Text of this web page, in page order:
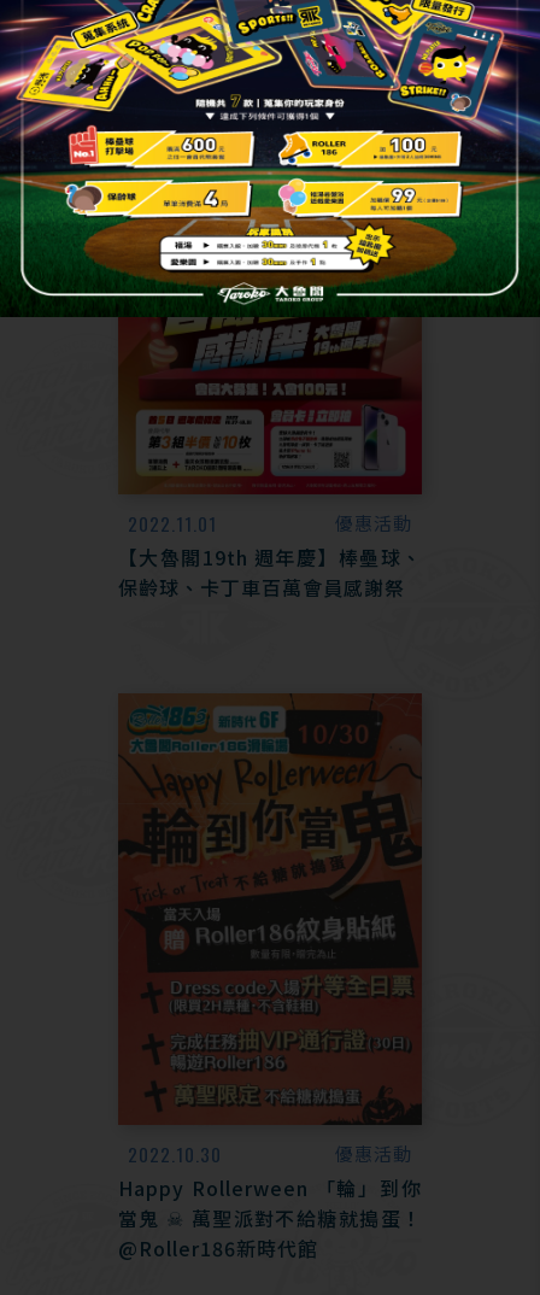
2022.11.01 優惠活動
【大魯閣19th 週年慶】棒壘球、
保齡球、卡丁車百萬會員感謝祭
2022.10.30 優惠活動
Happy Rollerween 「輪」到你
當鬼 ☠ 萬聖派對不給糖就搗蛋！
@Roller186新時代館